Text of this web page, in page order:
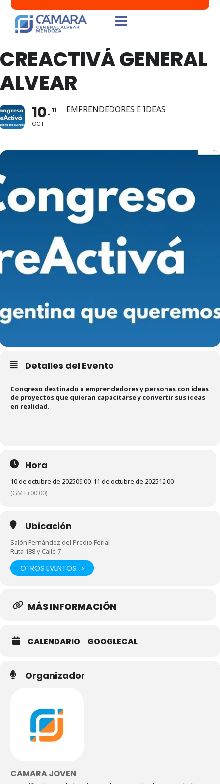
CREACTIVÁ GENERAL
ALVEAR
10
OCT
11 EMPRENDEDORES E IDEAS
Detalles del Evento
Congreso destinado a emprendedores y personas con ideas
de proyectos que quieran capacitarse y convertir sus ideas
en realidad.
Hora
10 de octubre de 202509:00-11 de octubre de 202512:00
(GMT+00:00)
Ubicación
Salón Fernández del Predio Ferial
Ruta 188 y Calle 7
OTROS EVENTOS
MÁS INFORMACIÓN
CALENDARIO GOOGLECAL
Organizador
CAMARA JOVEN